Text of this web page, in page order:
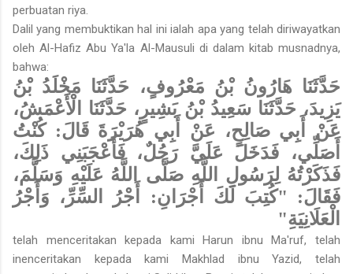
perbuatan riya.
Dalil yang membuktikan hal ini ialah apa yang telah diriwayatkan
oleh Al-Hafiz Abu Ya'la Al-Mausuli di dalam kitab musnadnya,
bahwa:
حَدَّثَنَا هَارُونُ بْنُ مَعْرُوفٍ، حَدَّثَنَا مَخْلَدُ بْنُ
يَزِيدَ، حَدَّثَنَا سَعِيدُ بْنُ بَشِيرٍ، حَدَّثَنَا الْأَعْمَشُ،
عَنْ أَبِي صَالِحٍ، عَنْ أَبِي هُرَيْرَةَ قَالَ: كُنْتُ
أَصَلِّي، فَدَخَلَ عَلَيَّ رَجُلٌ، فَأَعْجَبَنِي ذَلِكَ،
فَذَكَرْتُهُ لِرَسُولِ اللَّهِ صَلَّى اللَّهُ عَلَيْهِ وَسَلَّمَ،
فَقَالَ: "كُتِبَ لَكَ أَجْرَانِ: أَجْرُ السِّرِّ، وَأَجْرُ
الْعَلَانِيَةِ"
telah menceritakan kepada kami Harun ibnu Ma'ruf, telah
inenceritakan kepada kami Makhlad ibnu Yazid, telah